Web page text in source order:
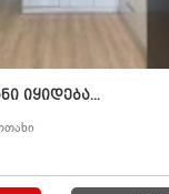
იყიდება...